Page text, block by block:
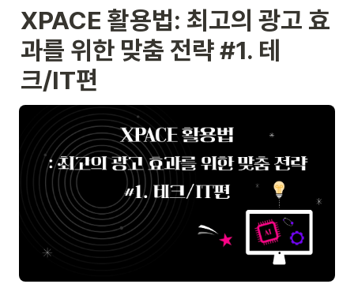
XPACE 활용법: 최고의 광고 효
과를 위한 맞춤 전략 #1. 테
크/IT편